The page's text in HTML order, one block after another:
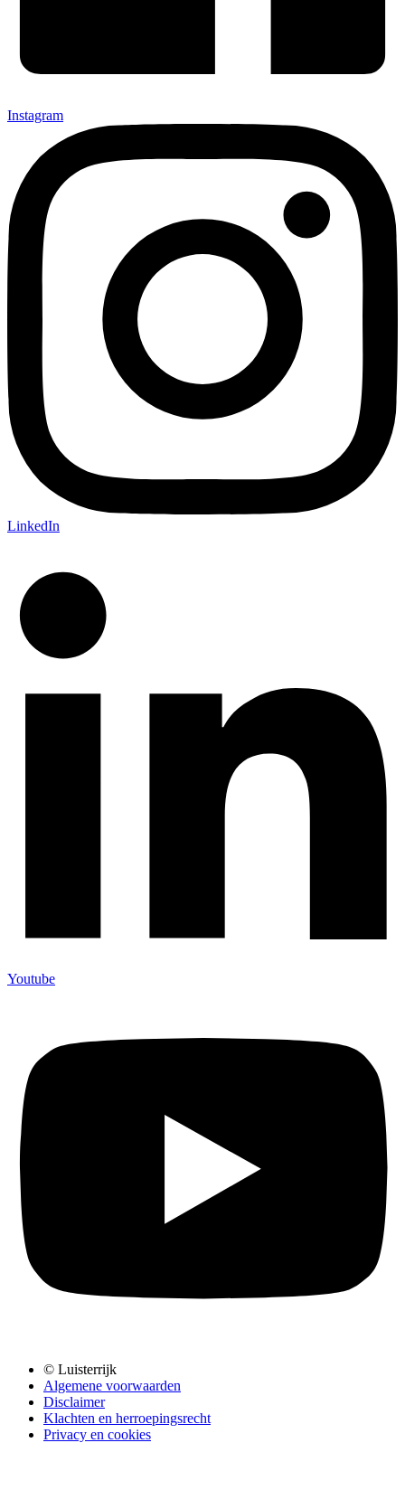
Instagram
LinkedIn
Youtube
© Luisterrijk
Algemene voorwaarden
Disclaimer
Klachten en herroepingsrecht
Privacy en cookies